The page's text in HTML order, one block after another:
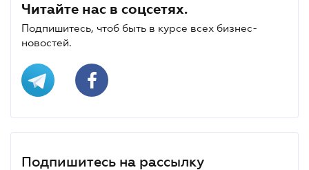
Читайте нас в соцсетях.
Подпишитесь, чтоб быть в курсе всех бизнес-
новостей.
Подпишитесь на рассылку